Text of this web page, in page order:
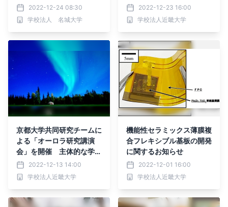
2022-12-24 08:30
学校法人 名城大学
ルク餡を使った、新しいど
ら焼きを期間限定販売
2022-12-23 16:00
学校法人近畿大学
京都大学共同研究チームに
よる「オーロラ研究講演
会」を開催 主体的な学び
の大切さを知り、自身の進
路について考える
2022-12-13 14:00
学校法人近畿大学
機能性セラミックス薄膜複
合フレキシブル基板の開発
に関するお知らせ
2022-12-01 16:00
学校法人近畿大学